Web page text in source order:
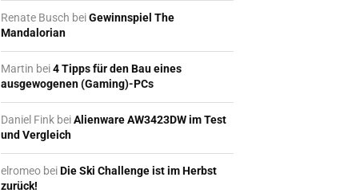
Renate Busch beiGewinnspiel The
Mandalorian
Martin bei4 Tipps für den Bau eines
ausgewogenen (Gaming)-PCs
Daniel Fink beiAlienware AW3423DW im Test
und Vergleich
elromeo beiDie Ski Challenge ist im Herbst
zurück!